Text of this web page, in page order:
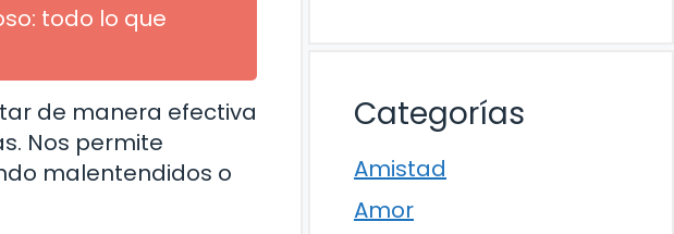
todo lo que
de manera efectiva
Nos permite
malentendidos o
Categorías
Amistad
Amor